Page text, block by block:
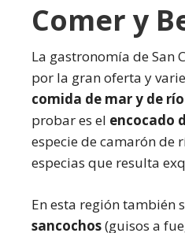
Comer y
La gastronomía de San
por la gran oferta y
comida de mar y de río
probar es el encocado
especie de camarón de
especias que resulta
En esta región también
sancochos(guisos a